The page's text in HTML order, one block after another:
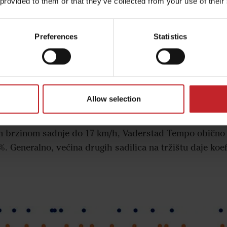
Preferences Statistics
Allow selection
između biljaka, univerzitet navodi koeficijent
uobičajeno korišćeno merenje za ilustraciju
brzinom sadnje do 17 km/h, Vaderstad Tempo
Generalno, većina drugih sadilica na tržištu daje